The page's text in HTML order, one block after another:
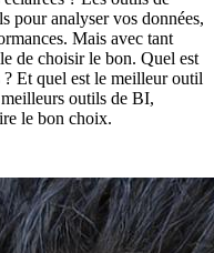
pour analyser vos données,
Mais avec tant
de choisir le bon. Quel est
Et quel est le meilleur outil
outils de BI,
le bon choix.